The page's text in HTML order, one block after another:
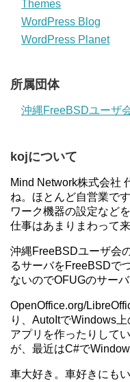
Themes
WordPress Blog
WordPress Planet
所属団体
沖縄FreeBSDユーザ
kojについて
Mind Network株式会社
ね。ほとんど自営業で
ワーク機器の設定など
仕事はあまりまわって
沖縄FreeBSDユーザ会
るサーバをFreeBSDで
ないのでOFUGのサー
OpenOffice.org/
り、AutoItでWindows
アプリを作ったりして
が、最近はC#で
車大好き。車好きにも